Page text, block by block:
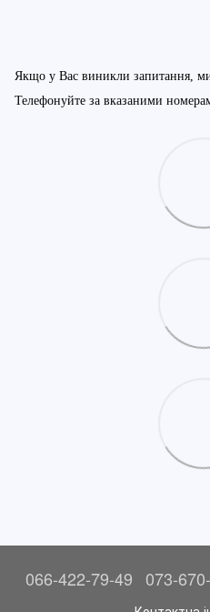
Якщо у Вас виникли запитання,
Телефонуйте за вказаними
066-422-79-49 073-